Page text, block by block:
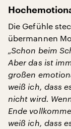
Die Gefühle
übermannen
„Schon beim
Aber das ist
großen
weiß ich, dass
nicht wird.
Ende
weiß ich, dass